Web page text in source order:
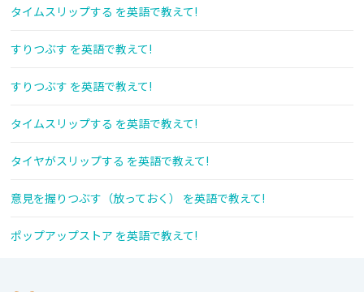
タイムスリップする を英語で教えて!
すりつぶす を英語で教えて!
すりつぶす を英語で教えて!
タイムスリップする を英語で教えて!
タイヤがスリップする を英語で教えて!
意見を握りつぶす（放っておく） を英語で教えて!
ポップアップストア を英語で教えて!